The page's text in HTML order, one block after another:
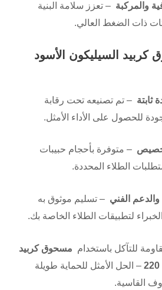
والمركبة – تعزز سلامة البنية
ذات الضغط العالي.
كربيد السيليكون الأسود
ثابتة – تم تصنيعه تحت رقابة
للحصول على الأداء الأمثل.
– متوفرة بأحجام حبيبات
الطلاء المحددة.
والدعم الفني – تسليم موثوق به
لتطبيقات الطلاء الخاصة بك.
للتآكل باستخدام مسحوق كربيد
– الحل الأمثل للحماية طويلة
القاسية.